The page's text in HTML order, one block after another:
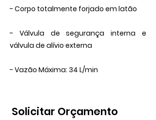
- Corpo totalmente forjado em latão
- Válvula de segurança interna e
válvula de alívio externa
- Vazão Máxima: 34 L/min
Solicitar Orçamento